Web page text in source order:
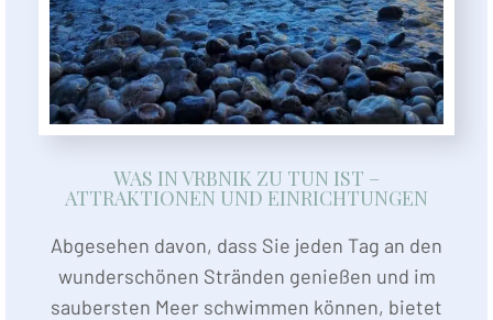
WAS IN VRBNIK ZU TUN IST –
ATTRAKTIONEN UND EINRICHTUNGEN
Abgesehen davon, dass Sie jeden Tag an den
wunderschönen Stränden genießen und im
saubersten Meer schwimmen können, bietet